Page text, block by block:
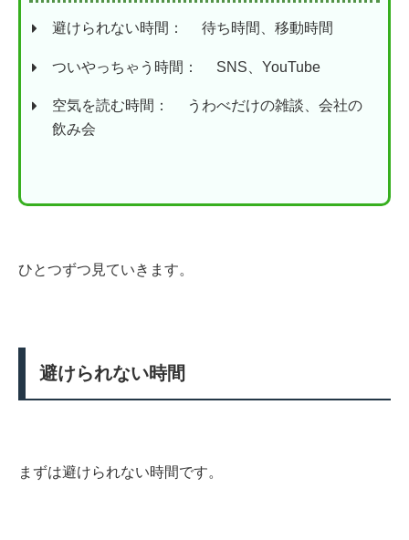
避けられない時間： 待ち時間、移動時間
ついやっちゃう時間： SNS、YouTube
空気を読む時間： うわべだけの雑談、会社の
飲み会
ひとつずつ見ていきます。
避けられない時間
まずは避けられない時間です。